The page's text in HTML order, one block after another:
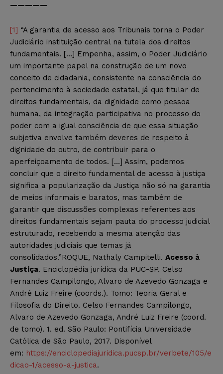
—————
[1] “A garantia de acesso aos Tribunais torna o Poder
Judiciário instituição central na tutela dos direitos
fundamentais. […] Empenha, assim, o Poder Judiciário
um importante papel na construção de um novo
conceito de cidadania, consistente na consciência do
pertencimento à sociedade estatal, já que titular de
direitos fundamentais, da dignidade como pessoa
humana, da integração participativa no processo do
poder com a igual consciência de que essa situação
subjetiva envolve também deveres de respeito à
dignidade do outro, de contribuir para o
aperfeiçoamento de todos. […] Assim, podemos
concluir que o direito fundamental de acesso à justiça
significa a popularização da Justiça não só na garantia
de meios informais e baratos, mas também de
garantir que discussões complexas referentes aos
direitos fundamentais sejam pauta do processo judicial
estruturado, recebendo a mesma atenção das
autoridades judiciais que temas já
consolidados.”ROQUE, Nathaly Campitelli. Acesso à
Justiça. Enciclopédia jurídica da PUC-SP. Celso
Fernandes Campilongo, Alvaro de Azevedo Gonzaga e
André Luiz Freire (coords.). Tomo: Teoria Geral e
Filosofia do Direito. Celso Fernandes Campilongo,
Alvaro de Azevedo Gonzaga, André Luiz Freire (coord.
de tomo). 1. ed. São Paulo: Pontifícia Universidade
Católica de São Paulo, 2017. Disponível
em: https://enciclopediajuridica.pucsp.br/verbete/105/e
dicao-1/acesso-a-justica.